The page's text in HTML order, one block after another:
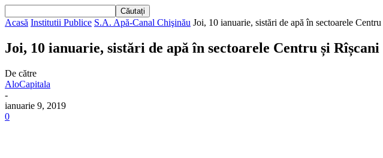
Acasă Institutii Publice S.A. Apă-Canal Chişinău Joi, 10 ianuarie, sistări de apă în sectoarele
Joi, 10 ianuarie, sistări de apă în sectoarele Centru și Rîșcani
De către
AloCapitala
-
ianuarie 9, 2019
0